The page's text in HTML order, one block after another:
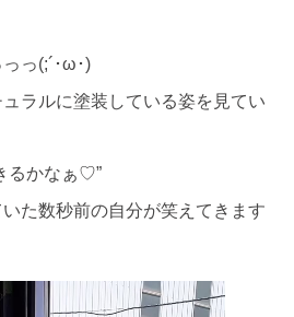
っ(;´･ω･)
ラルに塗装している姿を見てい
るかなぁ♡”
た数秒前の自分が笑えてきます